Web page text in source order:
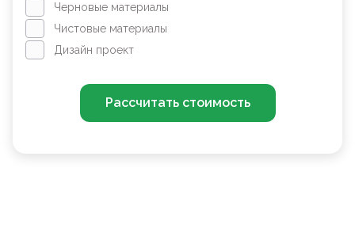
Черновые материалы
Чистовые материалы
Дизайн проект
Рассчитать стоимость